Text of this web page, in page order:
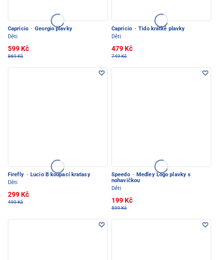
Capricio · Georgio plavky
Děti
599 Kč
869 Kč
Capricio · Tido krátké plavky
Děti
479 Kč
749 Kč
Firefly · Lucio B koupací kraťasy
Děti
299 Kč
499 Kč
Speedo · Medley Logo plavky s
nohavičkou
Děti
199 Kč
599 Kč